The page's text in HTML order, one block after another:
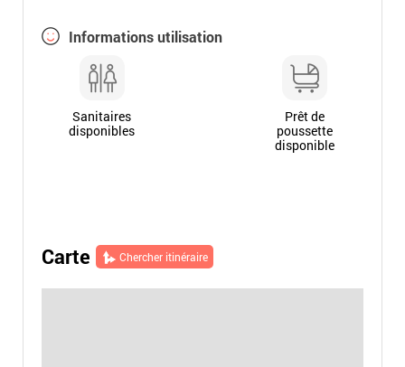
Informations utilisation
Sanitaires
disponibles
Prêt de
poussette
disponible
Carte Chercher itinéraire